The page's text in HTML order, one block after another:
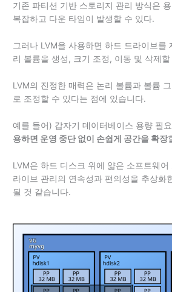
기존 파티션 기반 스토리지 관리 방식은
복잡하고 다운 타임이 발생할 수 있다.
그러나 LVM을 사용하면 하드 드라이브를
리 볼륨을 생성, 크기 조정, 이동 및 삭제
LVM의 진정한 매력은 논리 볼륨과 볼륨
로 조정할 수 있다는 점에 있습니다.
예를 들어) 갑자기 데이터베이스 용량 필
용하면 운영 중단 없이 손쉽게 공간을 확장
LVM은 하드 디스크 위에 얇은 소프트웨
라이브 관리의 연속성과 편의성을 추상화
될 것 같습니다.